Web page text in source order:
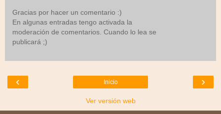
Gracias por hacer un comentario :)
En algunas entradas tengo activada la
moderación de comentarios. Cuando lo lea se
publicará ;)
‹ ›
Inicio
Ver versión web